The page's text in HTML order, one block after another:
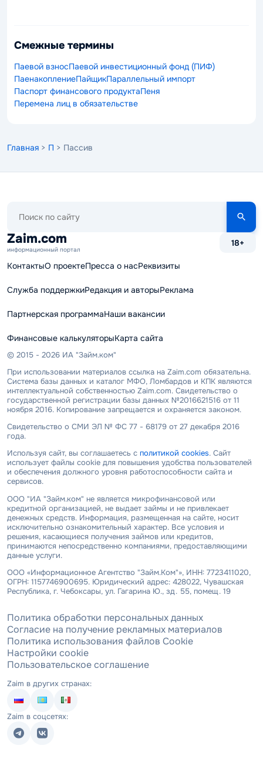
Смежные термины
Паевой взносПаевой инвестиционный фонд (ПИФ)
ПаенакоплениеПайщикПараллельный импорт
Паспорт финансового продуктаПеня
Перемена лиц в обязательстве
Главная > П > Пассив
сайту
Zaim.com
информационный портал
18+
КонтактыО проектеПресса о насРеквизиты
Служба поддержкиРедакция и авторыРеклама
Партнерская программаНаши вакансии
Финансовые калькуляторыКарта сайта
© 2015 - 2026 ИА "Займ.ком"
При использовании материалов ссылка на Zaim.com обязательна.
Система базы данных и каталог МФО, Ломбардов и КПК являются
интеллектуальной собственностью Zaim.com. Свидетельство о
государственной регистрации базы данных №2016621516 от 11
ноября 2016. Копирование запрещается и охраняется законом.
Свидетельство о СМИ ЭЛ № ФС 77 - 68179 от 27 декабря 2016
года.
Используя сайт, вы соглашаетесь с политикой cookies. Сайт
использует файлы cookie для повышения удобства пользователей
и обеспечения должного уровня работоспособности сайта и
сервисов.
ООО "ИА "Займ.ком" не является микрофинансовой или
кредитной организацией, не выдает займы и не привлекает
денежных средств. Информация, размещенная на сайте, носит
исключительно ознакомительный характер. Все условия и
решения, касающиеся получения займов или кредитов,
принимаются непосредственно компаниями, предоставляющими
данные услуги.
ООО «Информационное Агентство "Займ.Ком"», ИНН: 7723411020,
ОГРН: 1157746900695. Юридический адрес: 428022, Чувашская
Республика, г. Чебоксары, ул. Гагарина Ю., зд. 55, помещ. 19
Политика обработки персональных данных
Согласие на получение рекламных материалов
Политика использования файлов Cookie
Настройки cookie
Пользовательское соглашение
Zaim в других странах:
Zaim в соцсетях: